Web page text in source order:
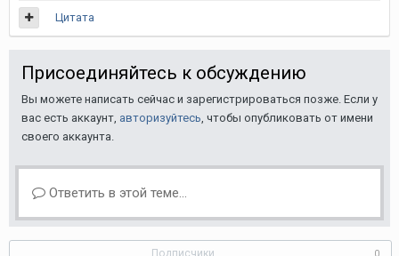
Цитата
Присоединяйтесь к обсуждению
Вы можете написать сейчас и зарегистрироваться позже. Если у
вас есть аккаунт, авторизуйтесь , чтобы опубликовать от имени
своего аккаунта.
Ответить в этой теме...
Подписчики 0